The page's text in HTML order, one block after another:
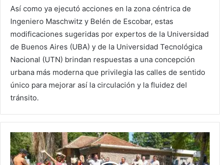
Así como ya ejecutó acciones en la zona céntrica de
Ingeniero Maschwitz y Belén de Escobar, estas
modificaciones sugeridas por expertos de la Universidad
de Buenos Aires (UBA) y de la Universidad Tecnológica
Nacional (UTN) brindan respuestas a una concepción
urbana más moderna que privilegia las calles de sentido
único para mejorar así la circulación y la fluidez del
tránsito.